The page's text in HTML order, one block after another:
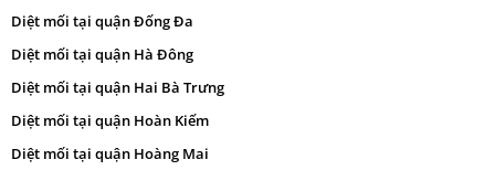
Diệt mối tại quận Đống Đa
Diệt mối tại quận Hà Đông
Diệt mối tại quận Hai Bà Trưng
Diệt mối tại quận Hoàn Kiếm
Diệt mối tại quận Hoàng Mai